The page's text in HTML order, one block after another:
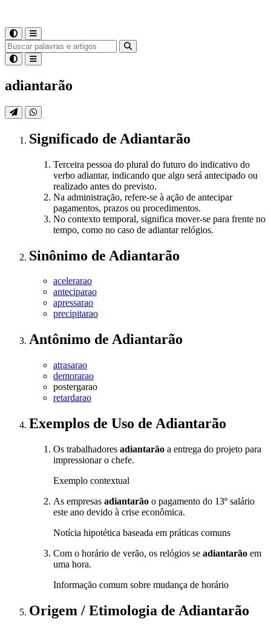
adiantarão
Significado de Adiantarão
Terceira pessoa do plural do futuro do indicativo do
verbo adiantar, indicando que algo será antecipado ou
realizado antes do previsto.
Na administração, refere-se à ação de antecipar
pagamentos, prazos ou procedimentos.
No contexto temporal, significa mover-se para frente no
tempo, como no caso de adiantar relógios.
Sinônimo de Adiantarão
acelerarao
anteciparao
apressarao
precipitarao
Antônimo de Adiantarão
atrasarao
demorarao
postergarao
retardarao
Exemplos de Uso de Adiantarão
Os trabalhadores adiantarão a entrega do projeto para
impressionar o chefe.
Exemplo contextual
As empresas adiantarão o pagamento do 13º salário
este ano devido à crise econômica.
Notícia hipotética baseada em práticas comuns
Com o horário de verão, os relógios se adiantarão em
uma hora.
Informação comum sobre mudança de horário
Origem / Etimologia de Adiantarão